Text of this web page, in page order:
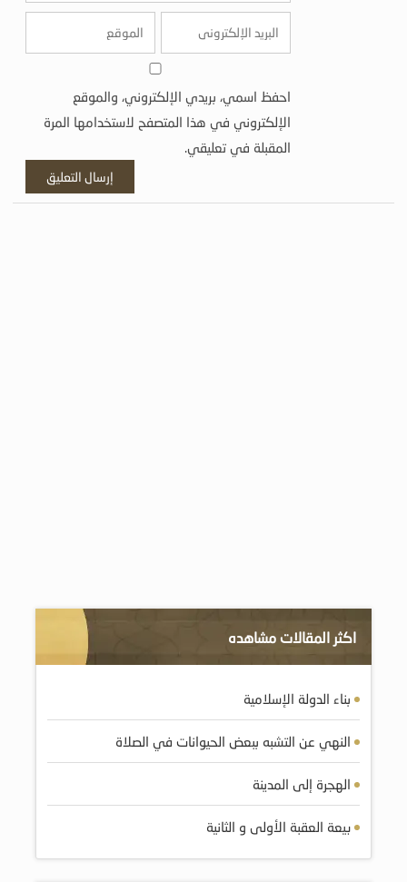
احفظ اسمي، بريدي الإلكتروني، والموقع
الإلكتروني في هذا المتصفح لاستخدامها المرة
المقبلة في تعليقي.
اكثر المقالات مشاهده
بناء الدولة الإسلامية
النهي عن التشبه ببعض الحيوانات في الصلاة
الهجرة إلى المدينة
بيعة العقبة الأولى و الثانية